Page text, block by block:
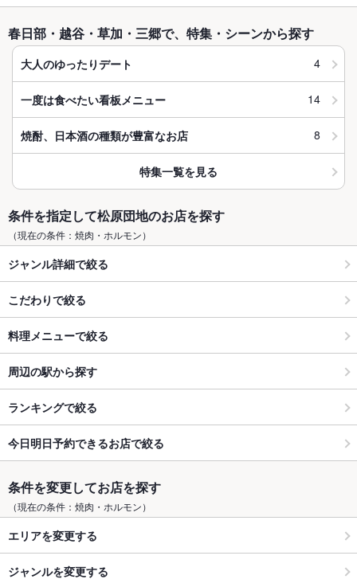
春日部・越谷・草加・三郷で、特集・シーンから探す
大人のゆったりデート 4
一度は食べたい看板メニュー 14
焼酎、日本酒の種類が豊富なお店 8
特集一覧を見る
条件を指定して松原団地のお店を探す
（現在の条件：焼肉・ホルモン）
ジャンル詳細で絞る
こだわりで絞る
料理メニューで絞る
周辺の駅から探す
ランキングで絞る
今日明日予約できるお店で絞る
条件を変更してお店を探す
（現在の条件：焼肉・ホルモン）
エリアを変更する
ジャンルを変更する